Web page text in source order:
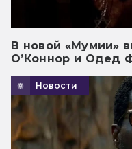
В новой «Мумии»
О’Коннор и Одед
Новости